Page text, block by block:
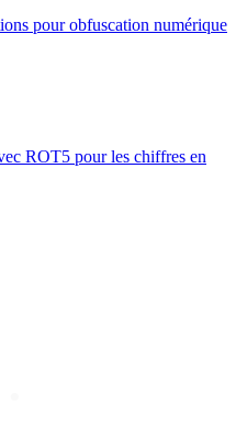
pour obfuscation numérique
ROT5 pour les chiffres en